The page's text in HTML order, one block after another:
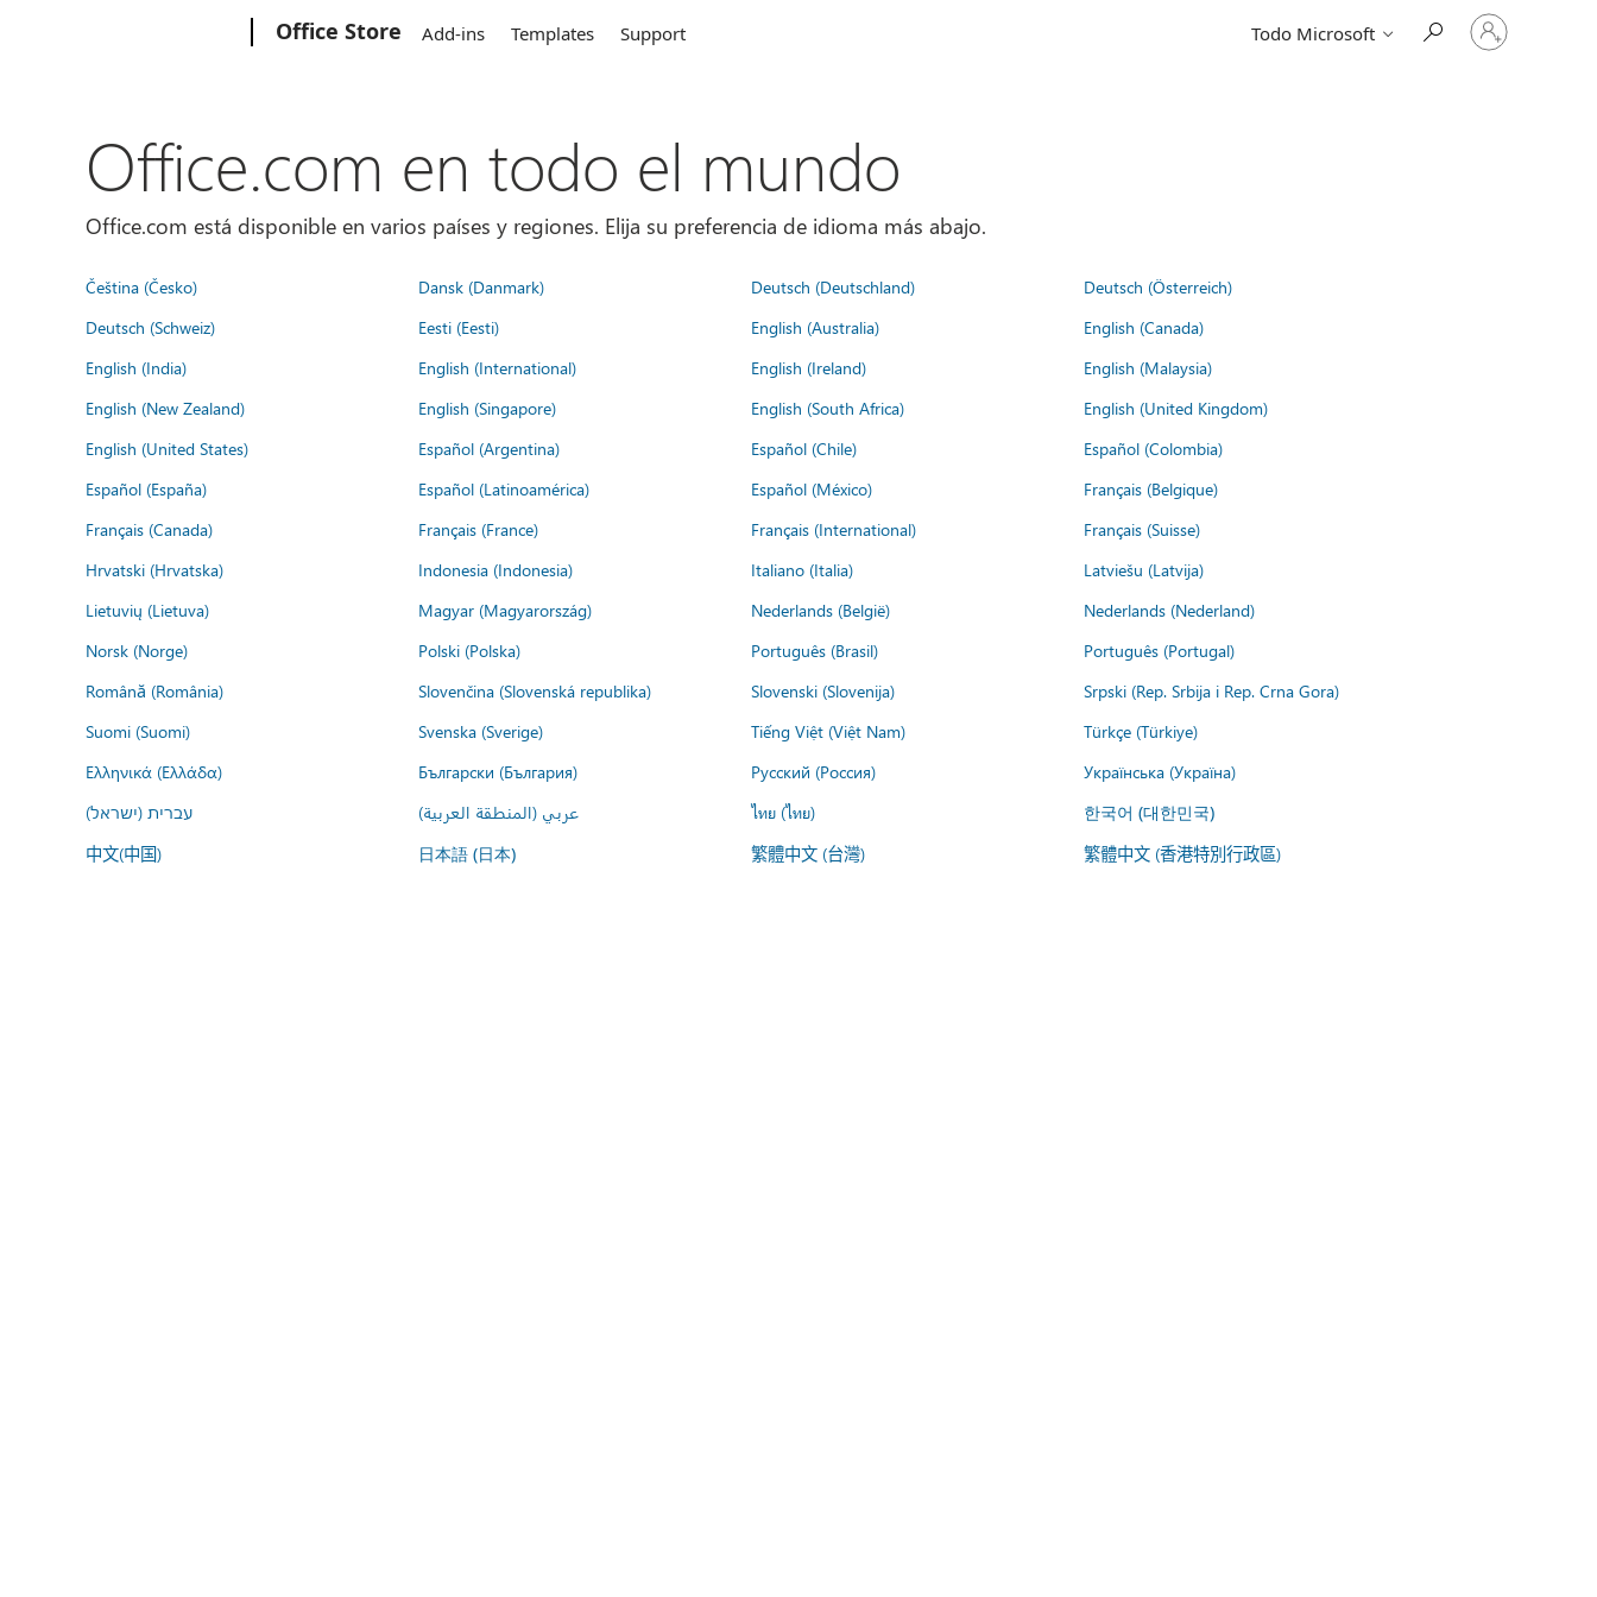
Office Store Add-ins Templates Support Todo Microsoft
Iniciar
sesión
Office.com en todo el mundo
Office.com está disponible en varios países y regiones. Elija su preferencia de idioma más abajo.
Čeština (Česko) Dansk (Danmark) Deutsch (Deutschland)
Deutsch (Österreich)
Deutsch (Schweiz)
Eesti (Eesti) English (Australia)
English (Canada)
English (India)
English (International) English (Ireland)
English (Malaysia)
English (New Zealand)
English (Singapore) English (South Africa)
English (United Kingdom)
English (United States)
Español (Argentina) Español (Chile)
Español (Colombia)
Español (España)
Español (Latinoamérica) Español (México)
Français (Belgique)
Français (Canada)
Français (France) Français (International)
Français (Suisse)
Hrvatski (Hrvatska)
Indonesia (Indonesia) Italiano (Italia)
Latviešu (Latvija)
Lietuvių (Lietuva)
Magyar (Magyarország) Nederlands (België)
Nederlands (Nederland)
Norsk (Norge)
Polski (Polska) Português (Brasil)
Português (Portugal)
Română (România)
Slovenčina (Slovenská republika) Slovenski (Slovenija)
Srpski (Rep. Srbija i Rep. Crna Gora)
Suomi (Suomi)
Svenska (Sverige) Tiếng Việt (Việt Nam)
Türkçe (Türkiye)
Ελληνικά (Ελλάδα)
Български (България) Русский (Россия)
Українська (Україна)
עברית (ישראל)
عربي (المنطقة العربية) ไทย (ไทย) 한국어 (대한민국)
中文(中国) 日本語 (日本) 繁體中文 (台灣) 繁體中文 (香港特別行政區)